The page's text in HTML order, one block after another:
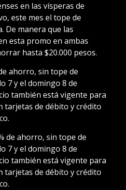
en las vísperas de
este mes el tope de
De manera que las
esta promo en ambas
hasta $20.000 pesos.
ahorro, sin tope de
7 y el domingo 8 de
también está vigente para
tarjetas de débito y crédito
de ahorro, sin tope de
7 y el domingo 8 de
también está vigente para
tarjetas de débito y crédito